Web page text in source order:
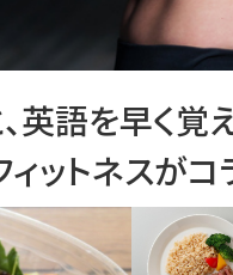
英語を早く覚
ットネスがコ